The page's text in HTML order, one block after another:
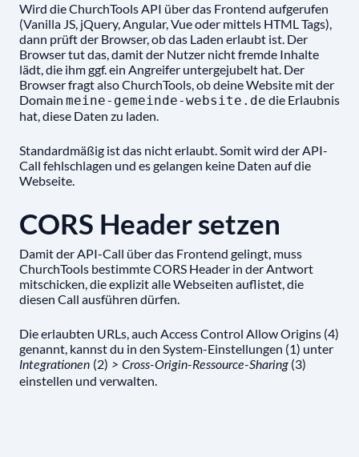
Wird die ChurchTools API über das Frontend aufgerufen
(Vanilla JS, jQuery, Angular, Vue oder mittels HTML Tags),
dann prüft der Browser, ob das Laden erlaubt ist. Der
Browser tut das, damit der Nutzer nicht fremde Inhalte
lädt, die ihm ggf. ein Angreifer untergejubelt hat. Der
Browser fragt also ChurchTools, ob deine Website mit der
Domain meine-gemeinde-website.de die Erlaubnis
hat, diese Daten zu laden.
Standardmäßig ist das nicht erlaubt. Somit wird der API-
Call fehlschlagen und es gelangen keine Daten auf die
Webseite.
CORS Header setzen
Damit der API-Call über das Frontend gelingt, muss
ChurchTools bestimmte CORS Header in der Antwort
mitschicken, die explizit alle Webseiten auflistet, die
diesen Call ausführen dürfen.
Die erlaubten URLs, auch Access Control Allow Origins (4)
genannt, kannst du in den System-Einstellungen (1) unter
Integrationen (2) > Cross-Origin-Ressource-Sharing (3)
einstellen und verwalten.